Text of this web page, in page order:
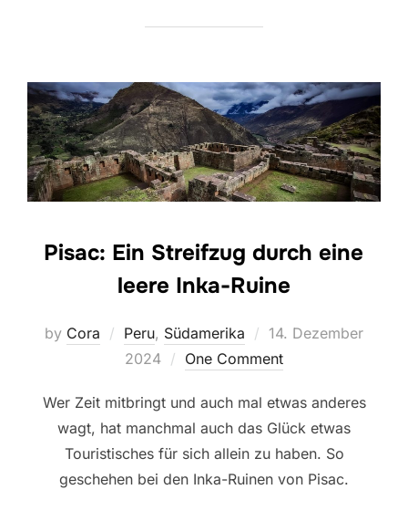
Pisac: Ein Streifzug durch eine
leere Inka-Ruine
by Cora Peru, Südamerika
Posted
on
14. Dezember
2024
One Comment
Wer Zeit mitbringt und auch mal etwas anderes
wagt, hat manchmal auch das Glück etwas
Touristisches für sich allein zu haben. So
geschehen bei den Inka-Ruinen von Pisac.